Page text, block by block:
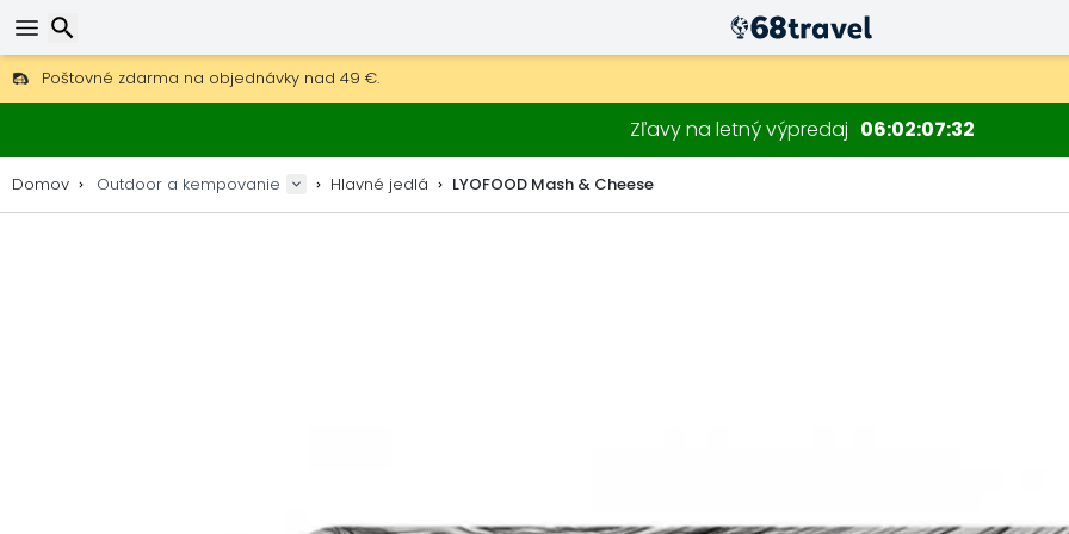
Poštovné zdarma na objednávky nad 49 €.
30 dní na vrátenie, 90 dní na drevené mapy a dekorácie.
Zľavy na letný výpredaj 06020730
Domov Outdoor a kempovanie Hlavné jedlá LYOFOOD Mash & Cheese